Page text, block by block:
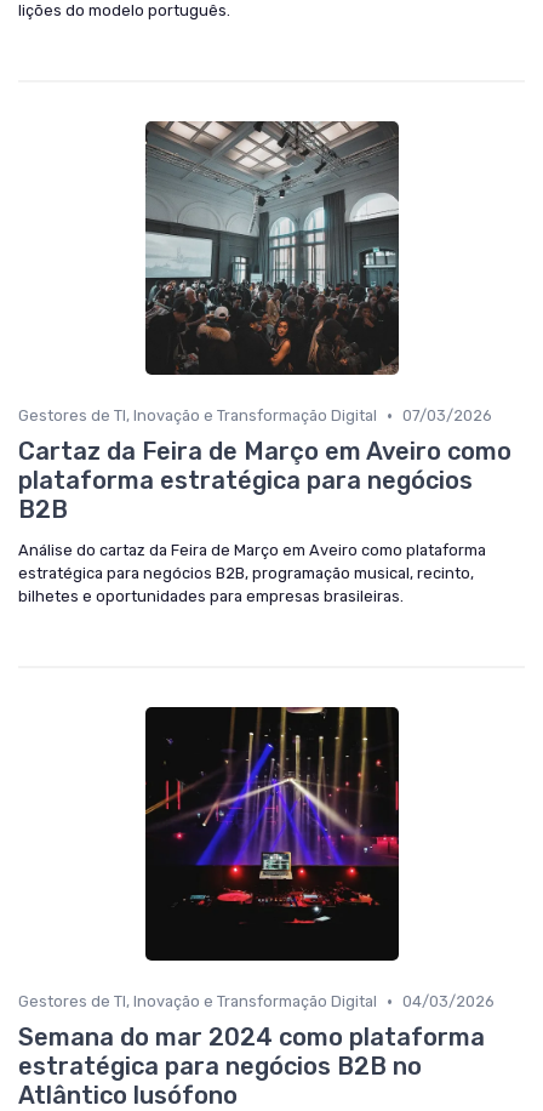
lições do modelo português.
Gestores de TI, Inovação e Transformação Digital • 07/03/2026
Cartaz da Feira de Março em Aveiro como
plataforma estratégica para negócios
B2B
Análise do cartaz da Feira de Março em Aveiro como plataforma
estratégica para negócios B2B, programação musical, recinto,
bilhetes e oportunidades para empresas brasileiras.
Gestores de TI, Inovação e Transformação Digital • 04/03/2026
Semana do mar 2024 como plataforma
estratégica para negócios B2B no
Atlântico lusófono